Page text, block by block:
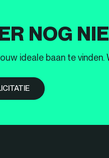
NOG
ideale baan te vinden.